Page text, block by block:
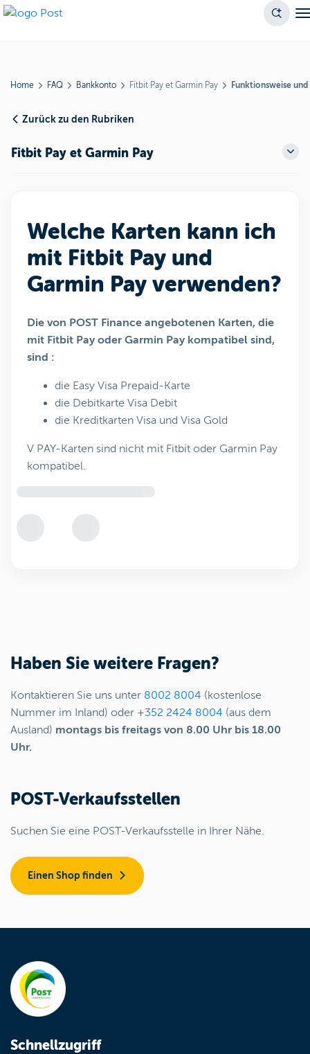
Home FAQ Bankkonto Fitbit Pay et Garmin Pay Funktionsweise
Zurück zu den Rubriken
Fitbit Pay et Garmin Pay
Welche Karten kann ich
mit Fitbit Pay und
Garmin Pay verwenden?
Die von POST Finance angebotenen Karten, die
mit Fitbit Pay oder Garmin Pay kompatibel sind,
sind :
die Easy Visa Prepaid-Karte
die Debitkarte Visa Debit
die Kreditkarten Visa und Visa Gold
V PAY-Karten sind nicht mit Fitbit oder Garmin Pay
kompatibel.
Haben Sie weitere Fragen?
Kontaktieren Sie uns unter 8002 8004 (kostenlose
Nummer im Inland) oder +352 2424 8004 (aus dem
Ausland) montags bis freitags von 8.00 Uhr bis 18.00
Uhr.
POST-Verkaufsstellen
Suchen Sie eine POST-Verkaufsstelle in Ihrer Nähe.
Einen Shop finden
Schnellzugriff